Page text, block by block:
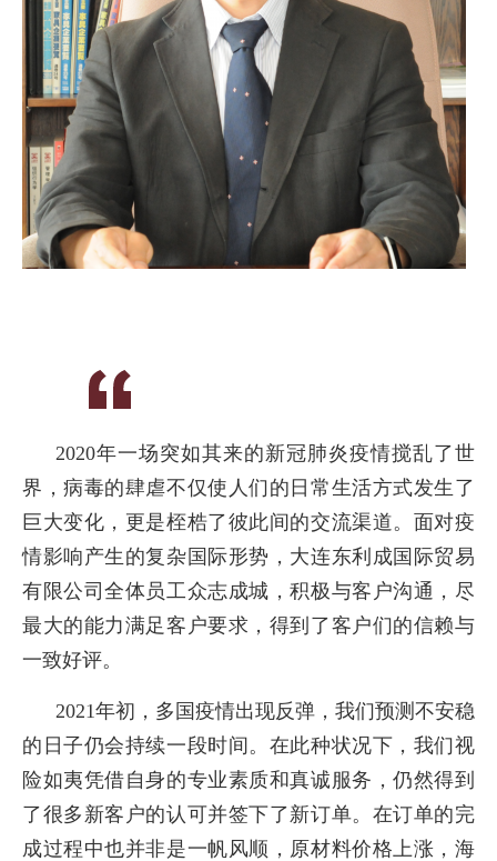
2020年一场突如其来的新冠肺炎疫情搅乱了世
界，病毒的肆虐不仅使人们的日常生活方式发生了
巨大变化，更是桎梏了彼此间的交流渠道。面对疫
情影响产生的复杂国际形势，大连东利成国际贸易
有限公司全体员工众志成城，积极与客户沟通，尽
最大的能力满足客户要求，得到了客户们的信赖与
一致好评。
2021年初，多国疫情出现反弹，我们预测不安稳
的日子仍会持续一段时间。在此种状况下，我们视
险如夷凭借自身的专业素质和真诚服务，仍然得到
了很多新客户的认可并签下了新订单。在订单的完
成过程中也并非是一帆风顺，原材料价格上涨，海